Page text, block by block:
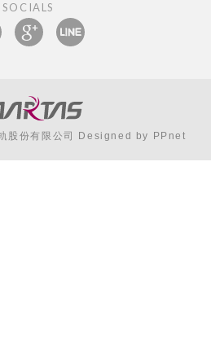
SOCIALS
股份有限公司 Designed by PPnet